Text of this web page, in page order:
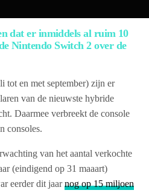
dat er inmiddels al ruim 10
Nintendo Switch 2 over de
tot en met september) zijn er
van de nieuwste hybride
Daarmee verbreekt de console
consoles.
van het aantal verkochte
(eindigend op 31 maaart)
eerder dit jaarnog op 15 miljoen